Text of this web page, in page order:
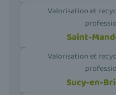
Valorisation et
Saint-
Valorisation et
Sucy-en-